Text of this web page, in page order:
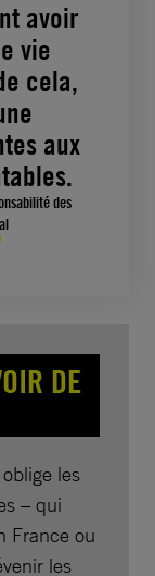
avoir
vie
cela,
aux
des
DE
les
– qui
France ou
les